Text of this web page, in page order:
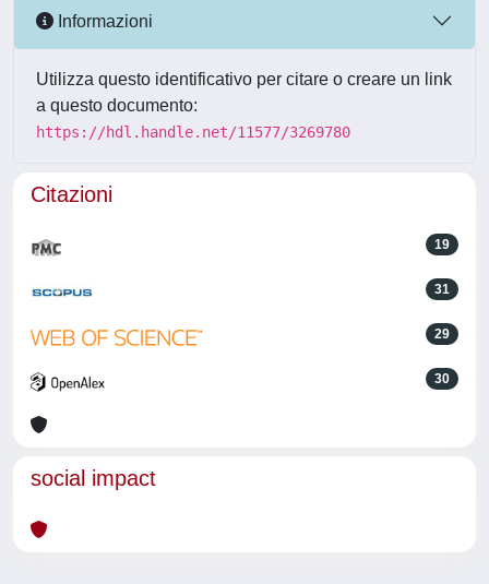
Informazioni
Utilizza questo identificativo per citare o creare un link
a questo documento:
https://hdl.handle.net/11577/3269780
Citazioni
19
31
29
30
social impact